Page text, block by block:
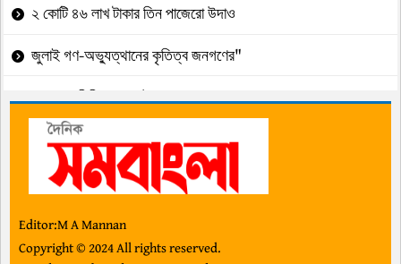
২ কোটি ৪৬ লাখ টাকার তিন পাজেরো উদাও
জুলাই গণ-অভ্যুত্থানের কৃতিত্ব জনগণের"
ছাত্রদল-শিবির দ্বন্দ্বে উত্তপ্ত ক্যাম্পাসগুলো
গল্প” মায়া”
ইউসুফের ইশারায় চলছে মুদ্রণ অধিদপ্তর
প্রধানমন্ত্রীর সঙ্গে মার্কিন নৌবহর কমান্ডারের সাক্ষাৎ
Editor:M A Mannan
Copyright © 2024 All rights reserved.